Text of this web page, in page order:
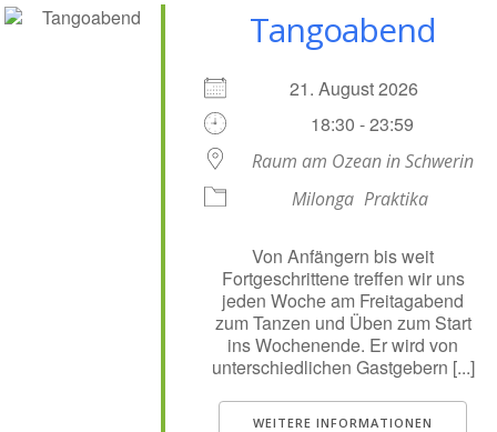
Tangoabend
21. August 2026
18:30 - 23:59
Raum am Ozean in Schwerin
Milonga Praktika
Von Anfängern bis weit
Fortgeschrittene treffen wir uns
jeden Woche am Freitagabend
zum Tanzen und Üben zum Start
ins Wochenende. Er wird von
unterschiedlichen Gastgebern [...]
WEITERE INFORMATIONEN